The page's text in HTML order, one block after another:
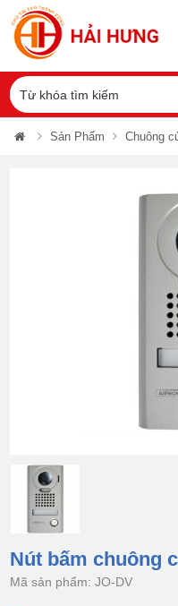
Sản Phẩm Chuông
Nút bấm chuông
Mã sản phẩm: JO-DV